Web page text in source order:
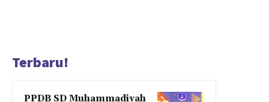
Terbaru!
PPDB SD Muhammadiyah